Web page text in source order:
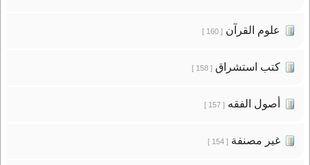
علوم القرآن[ 160 ]
كتب استشراق[ 158 ]
أصول الفقه[ 157 ]
غير مصنفة[ 154 ]